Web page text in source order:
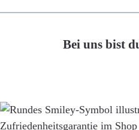
Bei uns bist